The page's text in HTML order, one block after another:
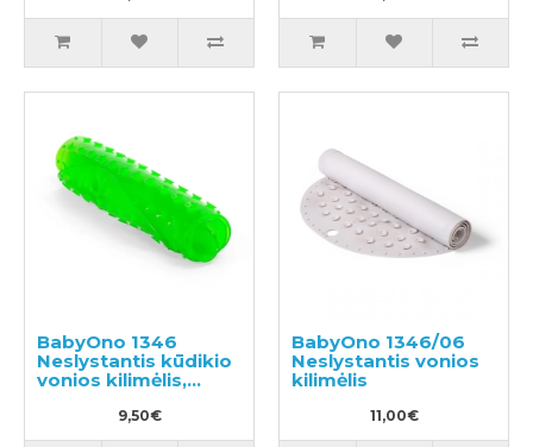
BabyOno 1346
Neslystantis kūdikio
vonios kilimėlis,
9,50€
BabyOno 1346/06
Neslystantis vonios
kilimėlis
11,00€